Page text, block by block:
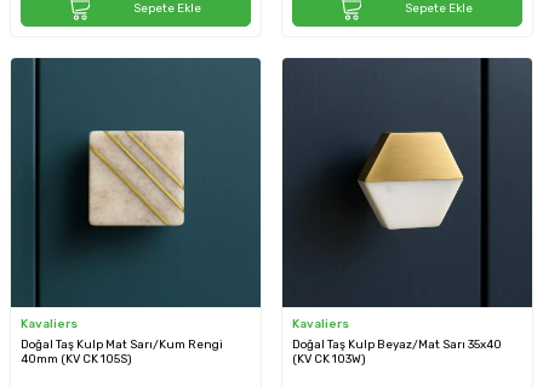
Sepete Ekle Sepete Ekle
Kavaliers
Doğal Taş Kulp Mat Sarı/Kum Rengi
40mm (KV CK 105S)
Kavaliers
Doğal Taş Kulp Beyaz/Mat Sarı 35x40
(KV CK 103W)